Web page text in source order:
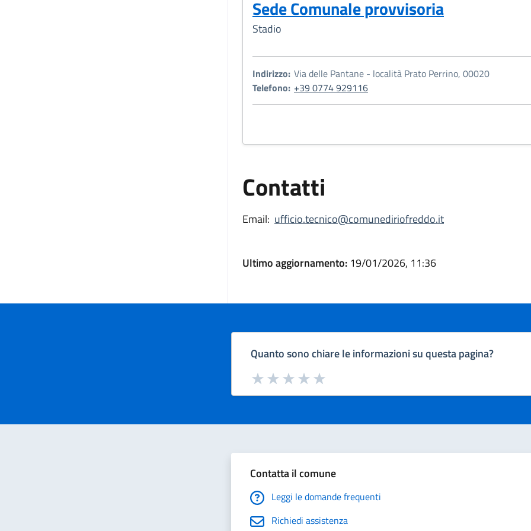
Sede Comunale provvisoria
Stadio
Indirizzo: Via delle Pantane - località Prato Perrino, 00020
Telefono: +39 0774 929116
Contatti
Email: ufficio.tecnico@comunediriofreddo.it
Ultimo aggiornamento: 19/01/2026, 11:36
Quanto sono chiare le informazioni su questa pagina?
Valuta da 1 a 5 stelle la pagina
Valuta 5 stelle su 5
Valuta 4 stelle su 5
Valuta 3 stelle su 5
Valuta 2 stelle su 5
Valuta 1 stelle su 5
Contatta il comune
Leggi le domande frequenti
Richiedi assistenza